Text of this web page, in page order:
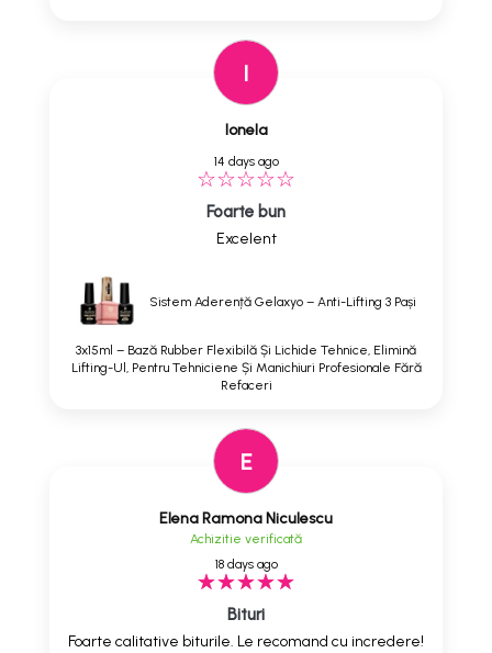
I
Ionela
14 days ago
Foarte bun
Excelent
Sistem Aderență Gelaxyo – Anti-Lifting 3 Pași
3x15ml – Bază Rubber Flexibilă Și Lichide Tehnice, Elimină
Lifting-Ul, Pentru Tehniciene Și Manichiuri Profesionale Fără
Refaceri
E
Elena Ramona Niculescu
Achizitie verificată
18 days ago
Bituri
Foarte calitative biturile. Le recomand cu incredere!